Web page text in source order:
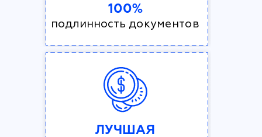
100%
подлинность документов
ЛУЧШАЯ